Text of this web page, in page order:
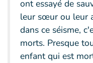
ont essayé de
leur sœur ou leur
dans ce séisme,
morts. Presque
enfant qui est